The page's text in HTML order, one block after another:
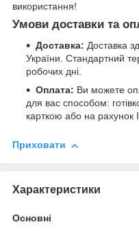
використання!
Умови доставки та
Доставка: Доставка
України. Стандартний
робочих дні.
Оплата: Ви можете
для вас способом:
карткою або на рахунок
Приховати
Характеристики
Основні